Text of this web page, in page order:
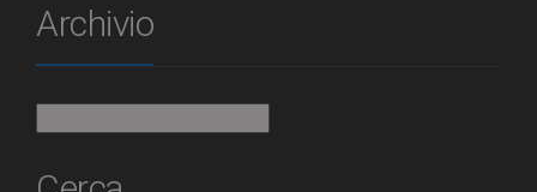
Archivio